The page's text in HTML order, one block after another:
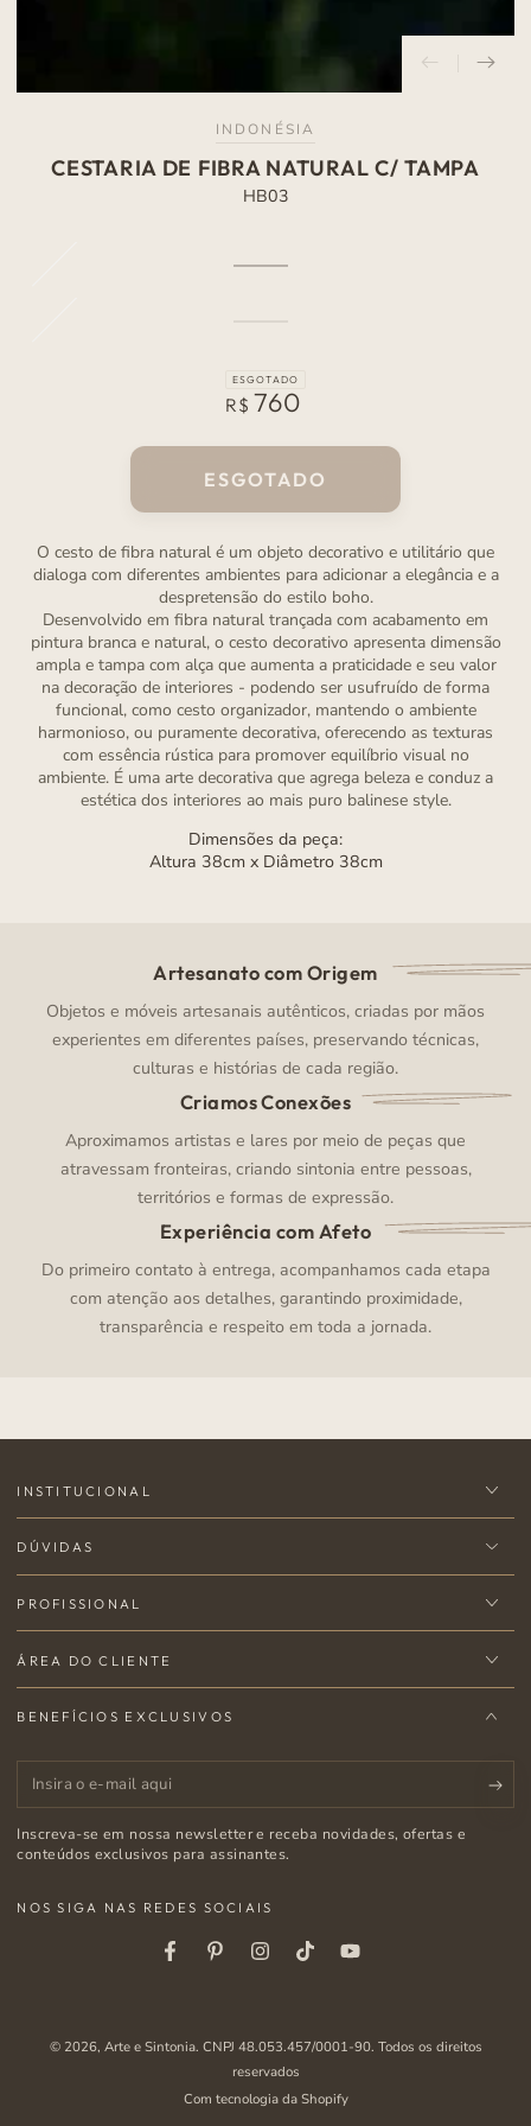
INDONÉSIA
CESTARIA DE FIBRA NATURAL C/ TAMPA
HB03
Branco
Variante
indisponível
Preço
R$ 760
ESGOTADO
ESGOTADO
O cesto de fibra natural é um objeto decorativo e utilitário que
dialoga com diferentes ambientes para adicionar a elegância e a
despretensão do estilo boho.
Desenvolvido em fibra natural trançada com acabamento em
pintura branca e natural, o cesto decorativo apresenta dimensão
ampla e tampa com alça que aumenta a praticidade e seu valor
na decoração de interiores - podendo ser usufruído de forma
funcional, como cesto organizador, mantendo o ambiente
harmonioso, ou puramente decorativa, oferecendo as texturas
com essência rústica para promover equilíbrio visual no
ambiente. É uma arte decorativa que agrega beleza e conduz a
estética dos interiores ao mais puro balinese style.
Dimensões da peça:
Altura 38cm x Diâmetro 38cm
Artesanato com Origem
Objetos e móveis artesanais autênticos, criadas por mãos
experientes em diferentes países, preservando técnicas,
culturas e histórias de cada região.
Criamos Conexões
Aproximamos artistas e lares por meio de peças que
atravessam fronteiras, criando sintonia entre pessoas,
territórios e formas de expressão.
Experiência com Afeto
Do primeiro contato à entrega, acompanhamos cada etapa
com atenção aos detalhes, garantindo proximidade,
transparência e respeito em toda a jornada.
INSTITUCIONAL
DÚVIDAS
PROFISSIONAL
ÁREA DO CLIENTE
BENEFÍCIOS EXCLUSIVOS
Insira
o
e-
Inscreva-se em nossa newsletter e receba novidades, ofertas e
conteúdos exclusivos para assinantes.
NOS SIGA NAS REDES SOCIAIS
FacebookPinterestInstagramTiktokYoutube
© 2026, Arte e Sintonia. CNPJ 48.053.457/0001-90. Todos os direitos
reservados
Com tecnologia da Shopify